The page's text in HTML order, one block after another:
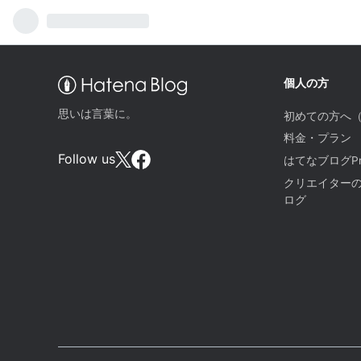
思いは言葉に。
Follow us
個人の方
初めての方へ
料金・プラン
はてなブログ
クリエイター
ログ